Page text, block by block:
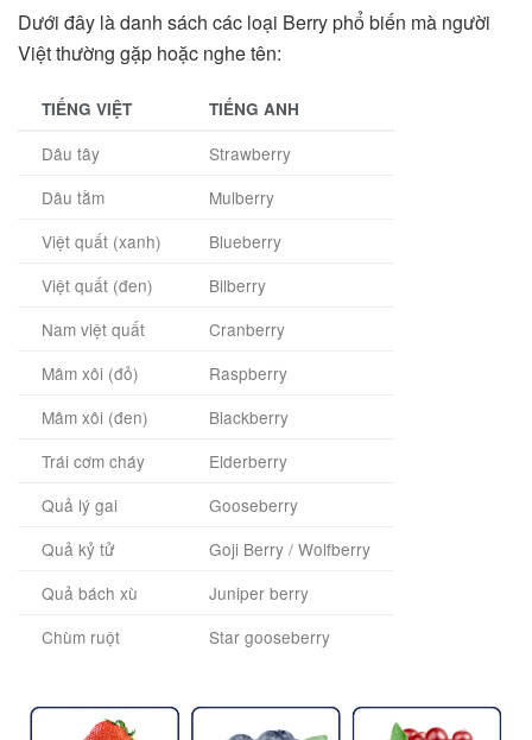
Dưới đây là danh sách các loại Berry phổ biến mà người
Việt thường gặp hoặc nghe tên:
TIẾNG VIỆT TIẾNG ANH
Dâu tây
Strawberry
Dâu tằm
Mulberry
Việt quất (xanh)
Blueberry
Việt quất (đen)
Bilberry
Nam việt quất
Cranberry
Mâm xôi (đỏ)
Raspberry
Mâm xôi (đen)
Blackberry
Trái cơm cháy
Elderberry
Quả lý gai
Gooseberry
Quả kỷ tử
Goji Berry / Wolfberry
Quả bách xù
Juniper berry
Chùm ruột
Star gooseberry